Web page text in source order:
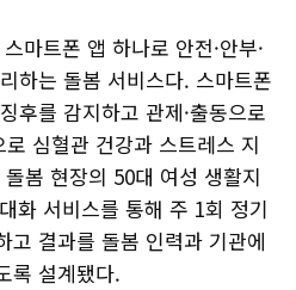
마트폰 앱 하나로 안전·안부·
하는 돌봄 서비스다. 스마트폰
후를 감지하고 관제·출동으로
심혈관 건강과 스트레스 지
봄 현장의 50대 여성 생활지
화 서비스를 통해 주 1회 정기
고 결과를 돌봄 인력과 기관에
록 설계됐다.